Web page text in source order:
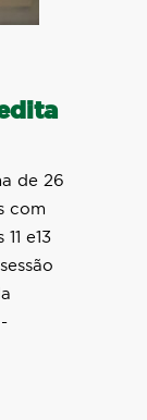
de 26
com
e13